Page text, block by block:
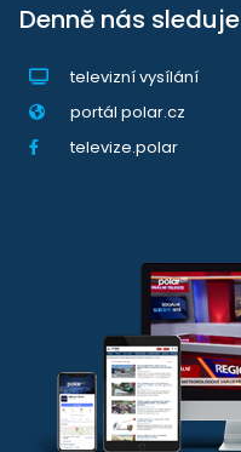
Denně nás sleduje
televizní vysílání
portál polar.cz
televize.polar